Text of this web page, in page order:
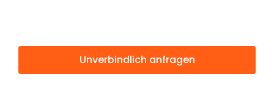
Unverbindlich anfragen